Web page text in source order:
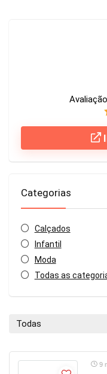
Categorias
Calçados
Infantil
Moda
Todas as
Todas
9